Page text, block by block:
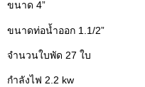
ขนาด 4”
ขนาดท่อน้ำออก 1.1/2”
จำนวนใบพัด 27 ใบ
กำลังไฟ 2.2 kw